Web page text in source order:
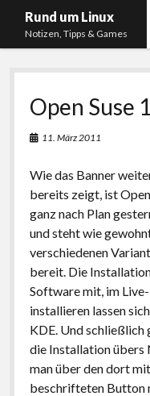
Rund um Linux
Notizen, Tipps & Games
Startseite
Linux
Gaming
About
Impressum
Datenschutzerklärung
twitterinstagram
youtube
Open Suse
11. März 2011
Wie das Banner
bereits zeigt, ist
ganz nach Plan
und steht wie
verschiedenen
bereit. Die
Software mit, im
installieren lassen
KDE. Und schließlich
die Installation übers
man über den dort
beschrifteten Button